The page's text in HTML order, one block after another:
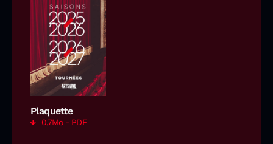
Plaquette
0,7Mo - PDF